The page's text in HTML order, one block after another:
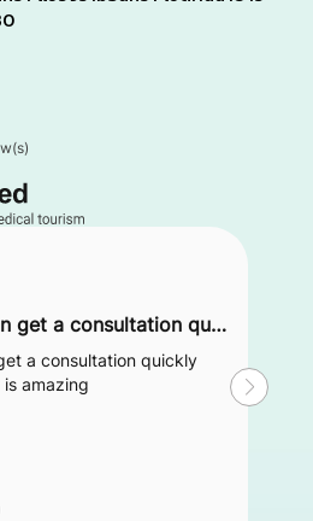
The fact you can get a consultation quickly and professionally is amazing
a consultation quickly
amazing